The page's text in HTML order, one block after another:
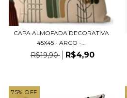
CAPA ALMOFADA DECORATIVA
45X45 - ARCO -...
R$19,90 R$4,90
75% OFF